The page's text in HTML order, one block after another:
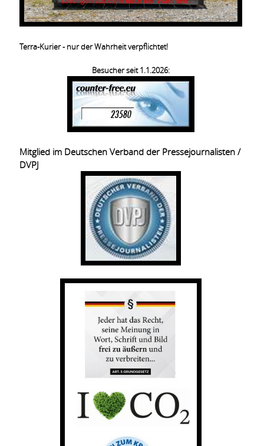
Terra-Kurier - nur der Wahrheit verpflichtet!
Besucher seit 1.1.2026:
Mitglied im Deutschen Verband der Pressejournalisten /
DVPJ